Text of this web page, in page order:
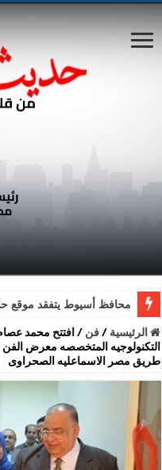
محافظ أسيوط يتفقد موقع
الرئيسية /فن /افتتح محمد
طريق مصر الاسماعليه الصحراوى